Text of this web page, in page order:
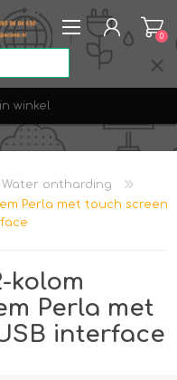
0
Water ontharding
Perla met touch screen
kolom
Perla met
interface